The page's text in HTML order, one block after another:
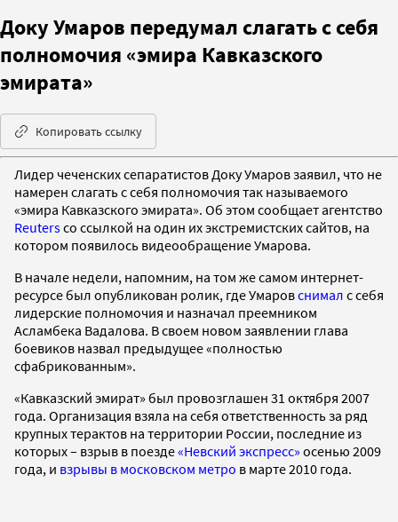
Доку Умаров передумал слагать с себя
полномочия «эмира Кавказского
эмирата»
Копировать ссылку
Лидер чеченских сепаратистов Доку Умаров заявил, что не
намерен слагать с себя полномочия так называемого
«эмира Кавказского эмирата». Об этом сообщает агентство
Reutersсо ссылкой на один их экстремистских сайтов, на
котором появилось видеообращение Умарова.
В начале недели, напомним, на том же самом интернет-
ресурсе был опубликован ролик, где Умаровснимал с себя
лидерские полномочия и назначал преемником
Асламбека Вадалова. В своем новом заявлении глава
боевиков назвал предыдущее «полностью
сфабрикованным».
«Кавказский эмират» был провозглашен 31 октября 2007
года. Организация взяла на себя ответственность за ряд
крупных терактов на территории России, последние из
которых – взрыв в поезде«Невский экспресс» осенью 2009
года, и взрывы в московском метро в марте 2010 года.